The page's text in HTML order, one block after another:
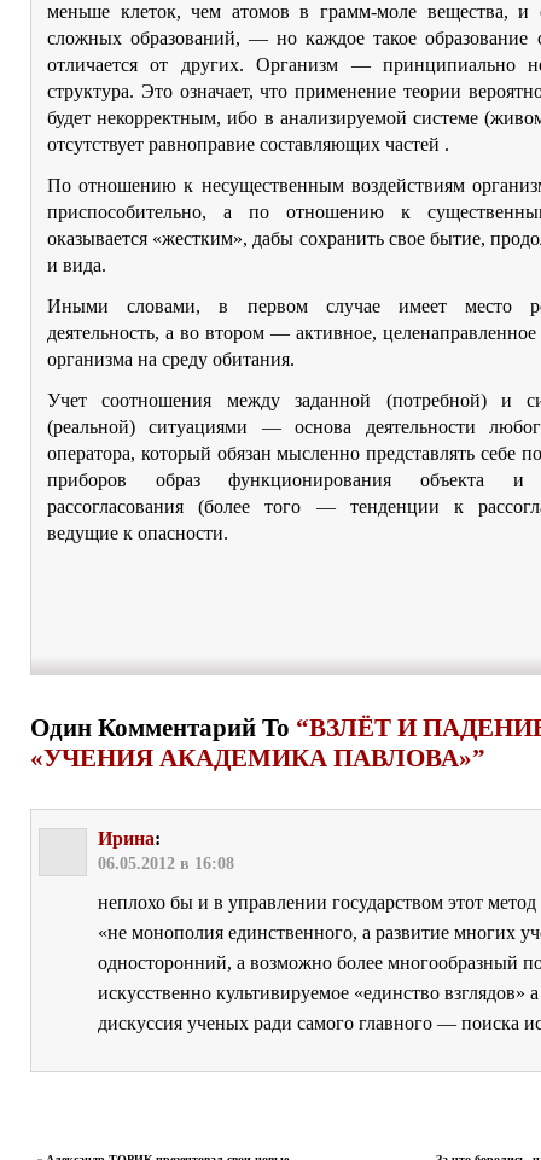
меньше клеток, чем атомов в грамм-моле вещества,
сложных образований, — но каждое такое образование
отличается от других. Организм — принципиально
структура. Это означает, что применение теории
будет некорректным, ибо в анализируемой системе
отсутствует равноправие составляющих частей .
По отношению к несущественным воздействиям
приспособительно, а по отношению к
оказывается «жестким», дабы сохранить свое бытие,
и вида.
Иными словами, в первом случае имеет место
деятельность, а во втором — активное, целенаправленное
организма на среду обитания.
Учет соотношения между заданной (потребной) и
(реальной) ситуациями — основа деятельности
оператора, который обязан мысленно представлять себе
приборов образ функционирования объекта и
рассогласования (более того — тенденции к
ведущие к опасности.
Один Комментарий To “ВЗЛЁТ И
«УЧЕНИЯ АКАДЕМИКА ПАВЛОВА»”
Ирина:
06.05.2012 в 16:08
неплохо бы и в управлении государством этот
«не монополия единственного, а развитие многих
односторонний, а возможно более многообразный
искусственно культивируемое «единство взглядов»
дискуссия ученых ради самого главного — поиска